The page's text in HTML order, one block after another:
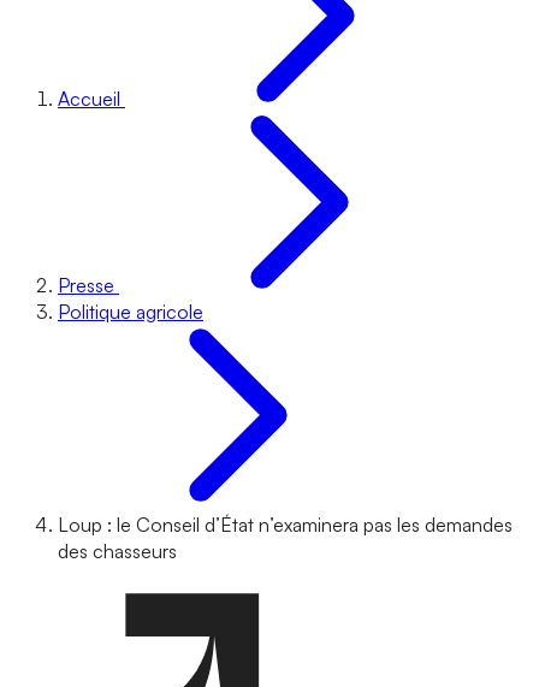
Accueil
Presse
Politique agricole
Loup : le Conseil d’État n’examinera pas les demandes
des chasseurs